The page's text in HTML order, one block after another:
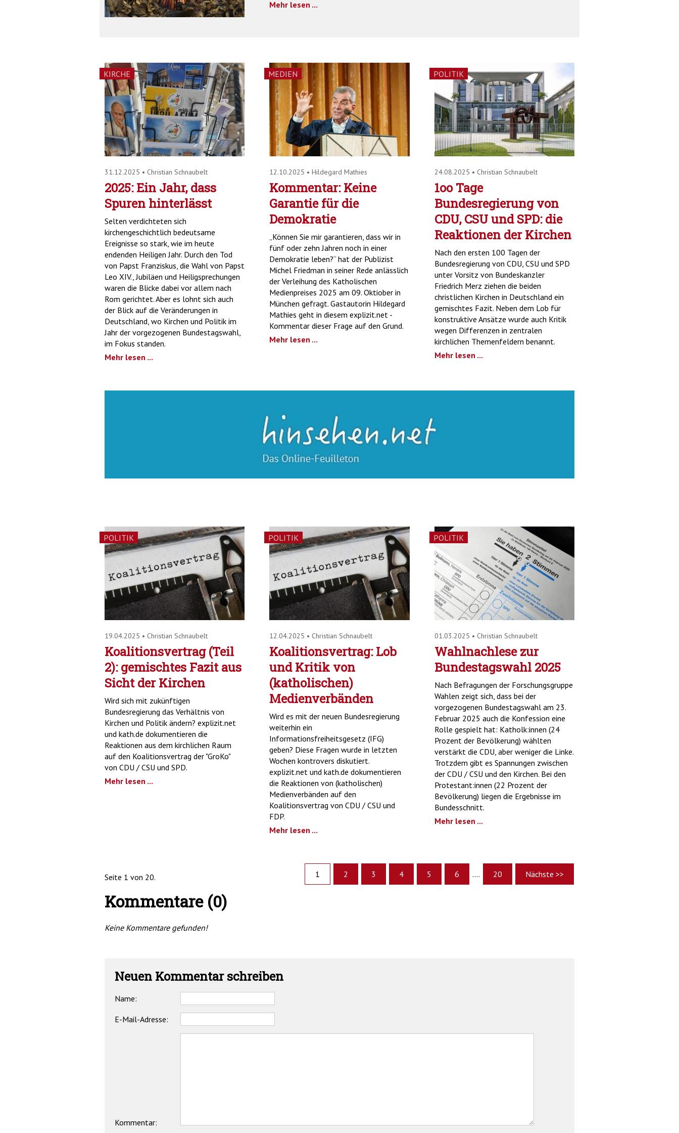
Mehr lesen ...
KIRCHE
31.12.2025 • Christian Schnaubelt
2025: Ein Jahr, dass
Spuren hinterlässt
Selten verdichteten sich
kirchengeschichtlich bedeutsame
Ereignisse so stark, wie im heute
endenden Heiligen Jahr. Durch den Tod
von Papst Franziskus, die Wahl von Papst
Leo XIV., Jubiläen und Heiligsprechungen
waren die Blicke dabei vor allem nach
Rom gerichtet. Aber es lohnt sich auch
der Blick auf die Veränderungen in
Deutschland, wo Kirchen und Politik im
Jahr der vorgezogenen Bundestagswahl,
im Fokus standen.
Mehr lesen ...
MEDIEN
12.10.2025 •Hildegard Mathies
Kommentar: Keine
Garantie für die
Demokratie
„Können Sie mir garantieren, dass wir in
fünf oder zehn Jahren noch in einer
Demokratie leben?“ hat der Publizist
Michel Friedman in seiner Rede anlässlich
der Verleihung des Katholischen
Medienpreises 2025 am 09. Oktiober in
München gefragt. Gastautorin Hildegard
Mathies geht in diesem explizit.net -
Kommentar dieser Frage auf den Grund.
Mehr lesen ...
POLITIK
24.08.2025 • Christian Schnaubelt
1oo Tage
Bundesregierung von
CDU, CSU und SPD: die
Reaktionen der Kirchen
Nach den ersten 100 Tagen der
Bundesregierung von CDU, CSU und SPD
unter Vorsitz von Bundeskanzler
Friedrich Merz ziehen die beiden
christlichen Kirchen in Deutschland ein
gemischtes Fazit. Neben dem Lob für
konstruktive Ansätze wurde auch Kritik
wegen Differenzen in zentralen
kirchlichen Themenfeldern benannt.
Mehr lesen ...
POLITIK
19.04.2025 • Christian Schnaubelt
Koalitionsvertrag (Teil
2): gemischtes Fazit aus
Sicht der Kirchen
Wird sich mit zukünftigen
Bundesregierung das Verhältnis von
Kirchen und Politik ändern? explizit.net
und kath.de dokumentieren die
Reaktionen aus dem kirchlichen Raum
auf den Koalitionsvertrag der "GroKo"
von CDU / CSU und SPD.
Mehr lesen ...
POLITIK
12.04.2025 • Christian Schnaubelt
Koalitionsvertrag: Lob
und Kritik von
(katholischen)
Medienverbänden
Wird es mit der neuen Bundesregierung
weiterhin ein
Informationsfreiheitsgesetz (IFG)
geben? Diese Fragen wurde in letzten
Wochen kontrovers diskutiert.
explizit.net und kath.de dokumentieren
die Reaktionen von (katholischen)
Medienverbänden auf den
Koalitionsvertrag von CDU / CSU und
FDP.
Mehr lesen ...
POLITIK
01.03.2025 • Christian Schnaubelt
Wahlnachlese zur
Bundestagswahl 2025
Nach Befragungen der Forschungsgruppe
Wahlen zeigt sich, dass bei der
vorgezogenen Bundestagswahl am 23.
Februar 2025 auch die Konfession eine
Rolle gespielt hat: Katholk:innen (24
Prozent der Bevölkerung) wählten
verstärkt die CDU, aber weniger die Linke.
Trotzdem gibt es Spannungen zwischen
der CDU / CSU und den Kirchen. Bei den
Protestant:innen (22 Prozent der
Bevölkerung) liegen die Ergebnisse im
Bundesschnitt.
Mehr lesen ...
Seite 1 von 20. 1 2 3 4 5 6 .... 20 Nächste >>
Kommentare (0)
Keine Kommentare gefunden!
Neuen Kommentar schreiben
Name:
E-Mail-Adresse:
Kommentar: